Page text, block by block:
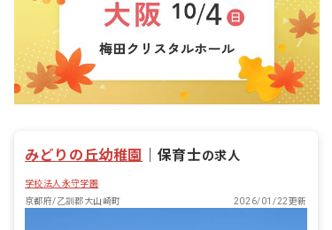
みどりの丘幼稚園 保育士の求人
学校法人永守学園
京都府/乙訓郡大山崎町
2026/01/22更新